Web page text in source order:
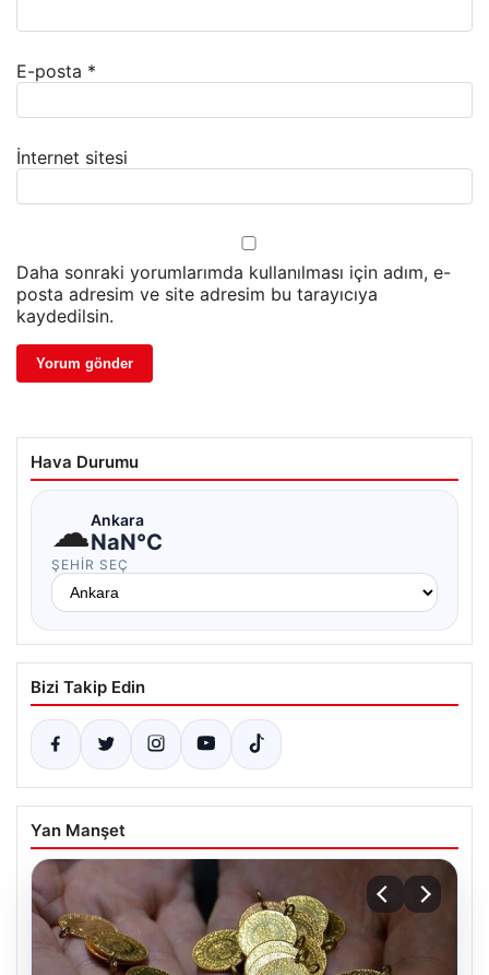
E-posta *
İnternet sitesi
Daha sonraki yorumlarımda kullanılması için adım, e-
posta adresim ve site adresim bu tarayıcıya
kaydedilsin.
Hava Durumu
☁Ankara
NaN°C
ŞEHIR SEÇ
Bizi Takip Edin
Yan Manşet